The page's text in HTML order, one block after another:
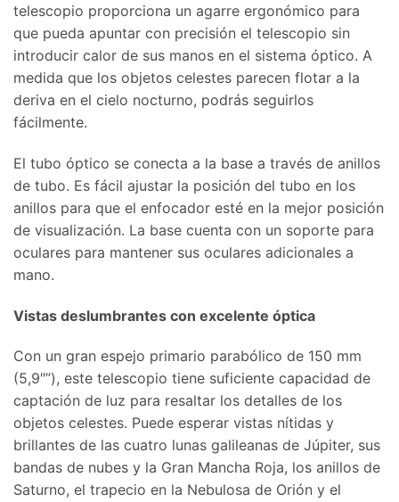
telescopio proporciona un agarre ergonómico para
que pueda apuntar con precisión el telescopio sin
introducir calor de sus manos en el sistema óptico. A
medida que los objetos celestes parecen flotar a la
deriva en el cielo nocturno, podrás seguirlos
fácilmente.
El tubo óptico se conecta a la base a través de anillos
de tubo. Es fácil ajustar la posición del tubo en los
anillos para que el enfocador esté en la mejor posición
de visualización. La base cuenta con un soporte para
oculares para mantener sus oculares adicionales a
mano.
Vistas deslumbrantes con excelente óptica
Con un gran espejo primario parabólico de 150 mm
(5,9″”), este telescopio tiene suficiente capacidad de
captación de luz para resaltar los detalles de los
objetos celestes. Puede esperar vistas nítidas y
brillantes de las cuatro lunas galileanas de Júpiter, sus
bandas de nubes y la Gran Mancha Roja, los anillos de
Saturno, el trapecio en la Nebulosa de Orión y el